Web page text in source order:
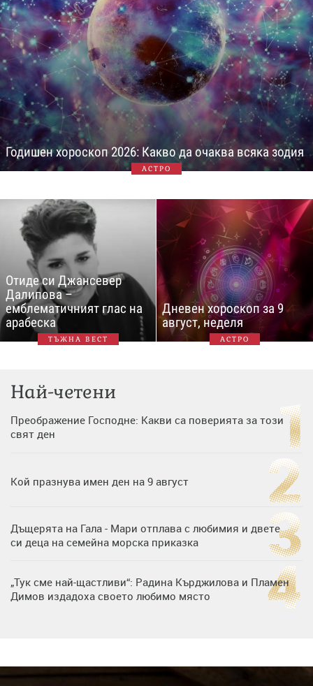
Годишен хороскоп 2026: Какво да очаква всяка зодия
АСТРО
Отиде си Джансевер
Далипова –
емблематичният глас на
арабеска
ТЪЖНА ВЕСТ
Дневен хороскоп за 9
август, неделя
АСТРО
Най-четени
Преображение Господне: Какви са поверията за този
свят ден
Кой празнува имен ден на 9 август
Дъщерята на Гала - Мари отплава с любимия и двете
си деца на семейна морска приказка
„Тук сме най-щастливи“: Радина Кърджилова и Пламен
Димов издадоха своето любимо място